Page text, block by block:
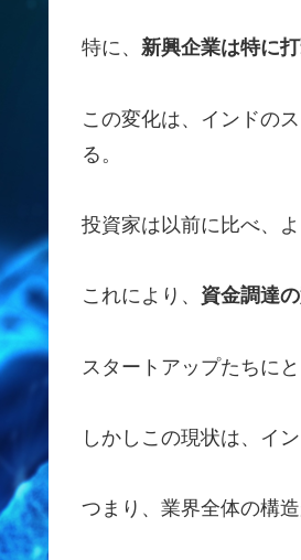
特に、 新興企業は特に
この変化は、インドの
る。
投資家は以前に比べ、
これにより、 資金調達
スタートアップたちに
しかしこの現状は、イ
つまり、業界全体の構